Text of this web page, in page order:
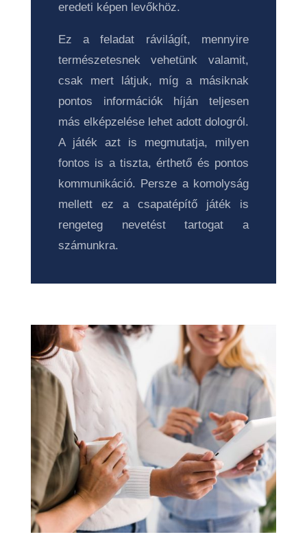
eredeti képen levőkhöz.
Ez a feladat rávilágít, mennyire
természetesnek vehetünk valamit,
csak mert látjuk, míg a másiknak
pontos információk híján teljesen
más elképzelése lehet adott dologról.
A játék azt is megmutatja, milyen
fontos is a tiszta, érthető és pontos
kommunikáció. Persze a komolyság
mellett ez a csapatépítő játék is
rengeteg nevetést tartogat a
számunkra.